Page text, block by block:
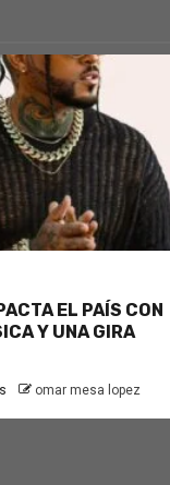
EL PAÍS CON
Y UNA GIRA
omar mesa lopez